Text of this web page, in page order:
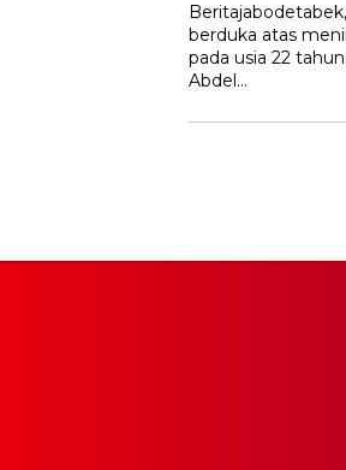
berduka atas
pada usia 22
Abdel…